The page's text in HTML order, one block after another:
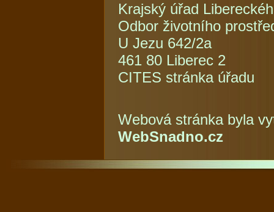
Krajský úřad
Odbor životního
U Jezu 642/2a
461 80 Liberec 2
CITES stránka úřadu
Webová stránka byla
WebSnadno.cz